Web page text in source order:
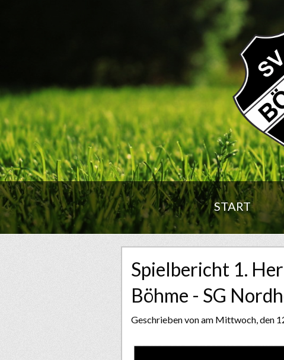
START
Spielbericht 1.
Böhme - SG
Geschrieben vonam Mittwoch, den